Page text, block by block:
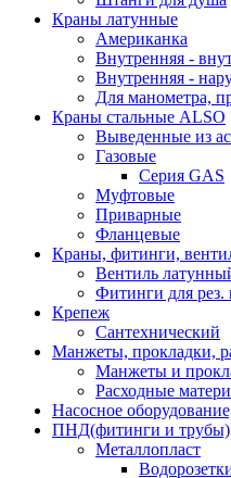
Краны латунные
Американка
Внутренняя -
Внутренняя -
Для манометра,
Краны стальные ALSO
Выведенные из
Газовые
Серия GAS
Муфтовые
Приварные
Фланцевые
Краны, фитинги,
Вентиль
Фитинги для
Крепеж
Сантехнический
Манжеты, прокладки,
Манжеты и
Расходные
Насосное
ПНД(фитинги и трубы)
Металлопласт